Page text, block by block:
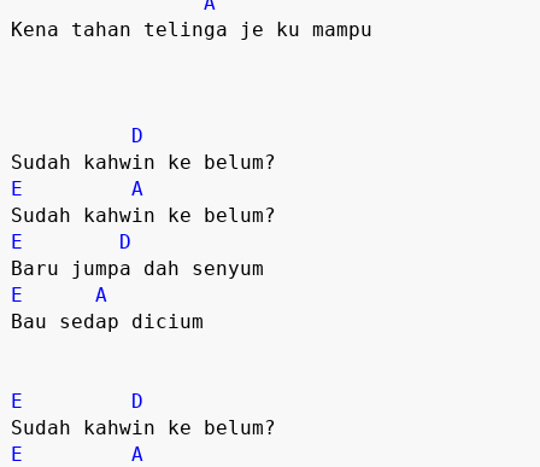
Kena tahan telinga je ku mampu
D
E
A
E
D
E
A
Bau sedap dicium
E
D
E
A